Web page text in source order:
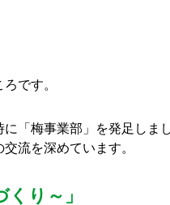
です。
「梅事業部」を発足しまし
流を深めています。
り～」